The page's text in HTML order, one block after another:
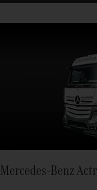
Mercedes-Benz